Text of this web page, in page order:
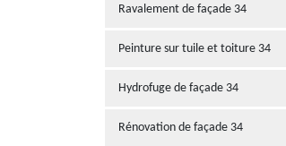
Ravalement de façade 34
Peinture sur tuile et toiture 34
Hydrofuge de façade 34
Rénovation de façade 34